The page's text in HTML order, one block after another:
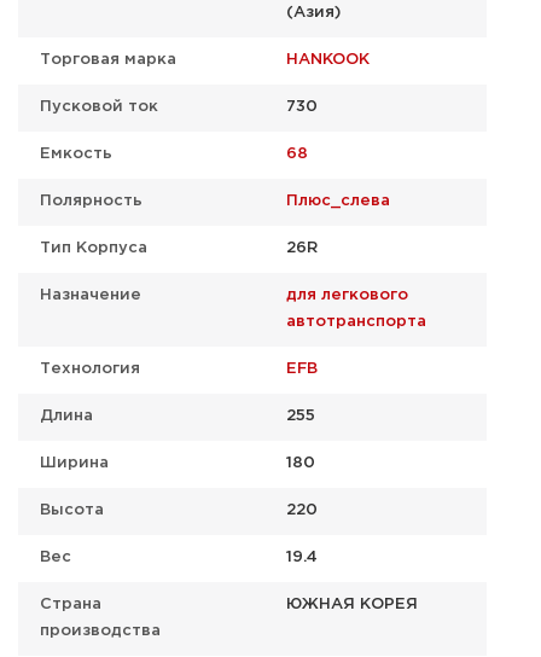
(Азия)
Торговая марка HANKOOK
Пусковой ток 730
Емкость 68
Полярность Плюс_слева
Тип Корпуса 26R
Назначение
для легкового
автотранспорта
Технология EFB
Длина 255
Ширина 180
Высота 220
Вес 19.4
Страна
производства
ЮЖНАЯ КОРЕЯ